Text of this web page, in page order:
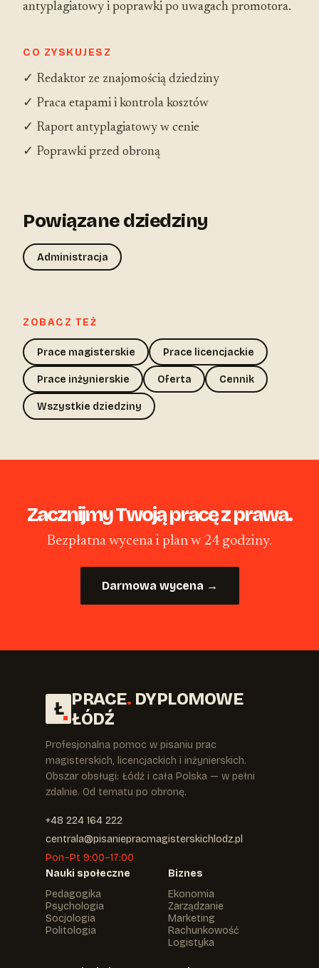
antyplagiatowy i poprawki po uwagach promotora.
CO ZYSKUJESZ
✓ Redaktor ze znajomością dziedziny
✓ Praca etapami i kontrola kosztów
✓ Raport antyplagiatowy w cenie
✓ Poprawki przed obroną
Powiązane dziedziny
Administracja
ZOBACZ TEŻ
Prace magisterskie Prace licencjackie
Prace inżynierskie Oferta Cennik
Wszystkie dziedziny
Zacznijmy Twoją pracę z prawa.
Bezpłatna wycena i plan w 24 godziny.
Darmowa wycena →
Ł PRACE. DYPLOMOWE
ŁÓDŹ
Profesjonalna pomoc w pisaniu prac
magisterskich, licencjackich i inżynierskich.
Obszar obsługi: Łódź i cała Polska — w pełni
zdalnie. Od tematu po obronę.
+48 224 164 222
centrala@pisaniepracmagisterskichlodz.pl
Pon–Pt 9:00–17:00
Nauki społeczne
Pedagogika
Psychologia
Socjologia
Politologia
Biznes
Ekonomia
Zarządzanie
Marketing
Rachunkowość
Logistyka